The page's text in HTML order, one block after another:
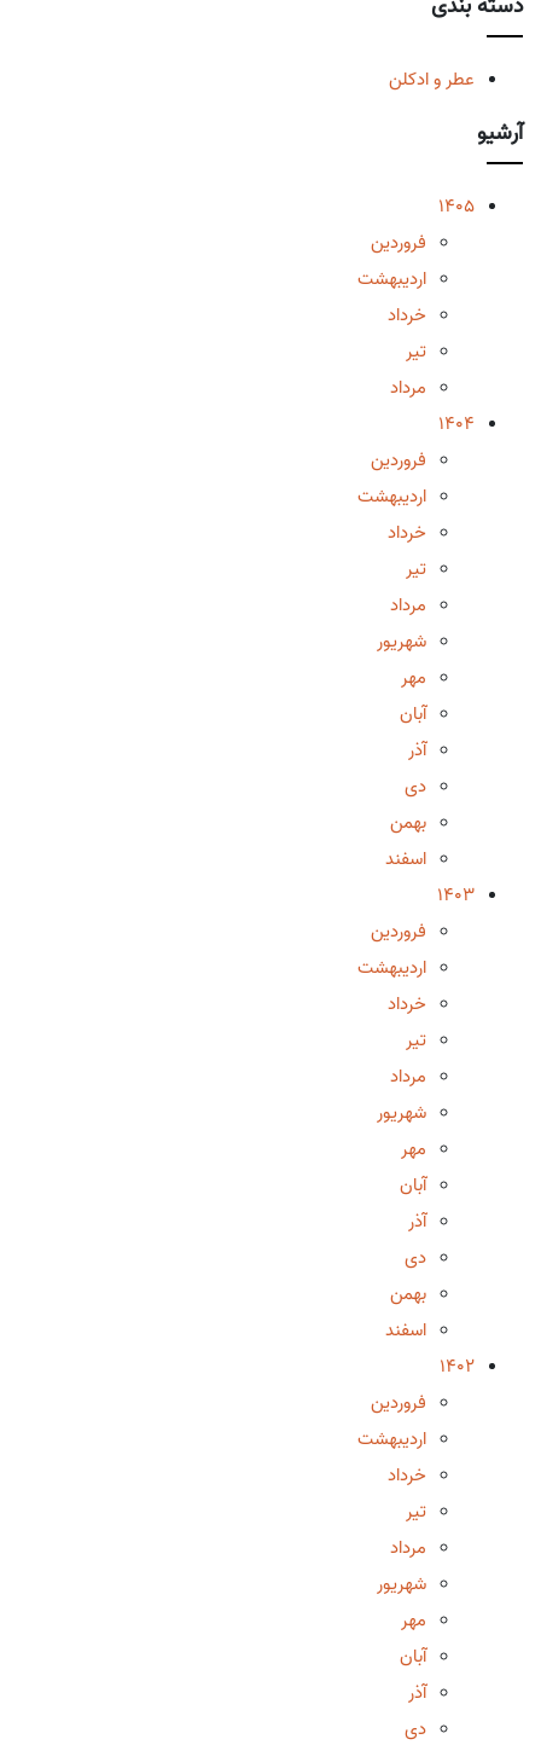
عطر و ادکلن
آرشیو
1405
فروردین
اردیبهشت
خرداد
تیر
مرداد
1404
فروردین
اردیبهشت
خرداد
تیر
مرداد
شهریور
مهر
آبان
آذر
دی
بهمن
اسفند
1403
فروردین
اردیبهشت
خرداد
تیر
مرداد
شهریور
مهر
آبان
آذر
دی
بهمن
اسفند
1402
فروردین
اردیبهشت
خرداد
تیر
مرداد
شهریور
مهر
آبان
آذر
دی